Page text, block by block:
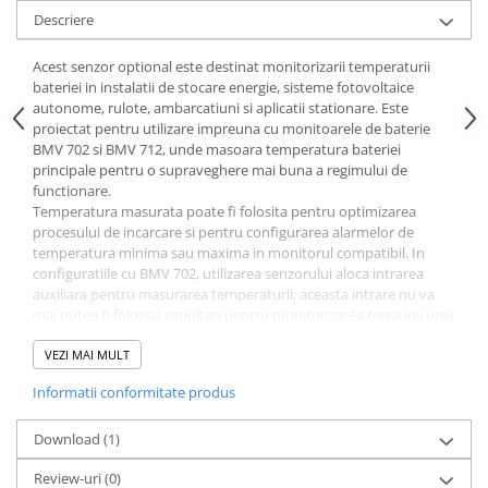
Descriere
Acest senzor optional este destinat monitorizarii temperaturii
bateriei in instalatii de stocare energie, sisteme fotovoltaice
autonome, rulote, ambarcatiuni si aplicatii stationare. Este
proiectat pentru utilizare impreuna cu monitoarele de baterie
BMV 702 si BMV 712, unde masoara temperatura bateriei
principale pentru o supraveghere mai buna a regimului de
functionare.
Temperatura masurata poate fi folosita pentru optimizarea
procesului de incarcare si pentru configurarea alarmelor de
temperatura minima sau maxima in monitorul compatibil. In
configuratiile cu BMV 702, utilizarea senzorului aloca intrarea
auxiliara pentru masurarea temperaturii; aceasta intrare nu va
baterii auxiliare sau pentru o alta functie auxiliara.
Montajul se realizeaza la borna pozitiva a bateriei, iar cablul
instructiunilor sistemului. Pentru functionare corecta, senzorul
trebuie instalat pe bateria principala monitorizata si configurat
din meniul dispozitivului compatibil ca intrare de temperatura.
Utilizati senzorul exclusiv cu echipamente compatibile cu aceasta
versiune de accesoriu. Verificati fermitatea conexiunilor,
VEZI MAI MULT
Informatii conformitate produs
Download (1)
Review-uri(0)